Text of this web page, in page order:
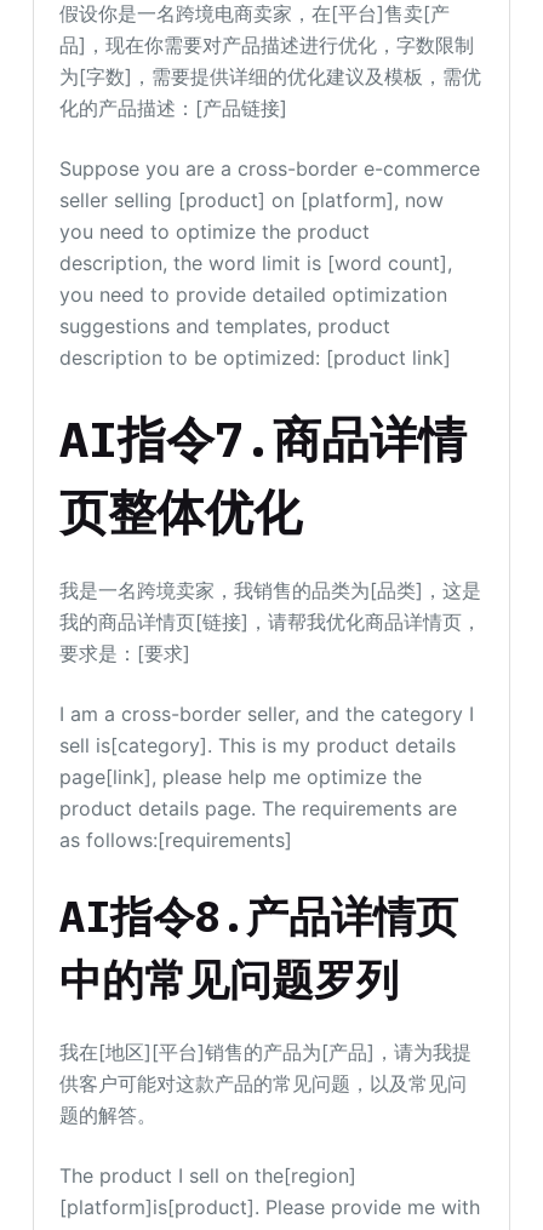
假设你是一名跨境电商卖家，在[平台]售卖[产
品]，现在你需要对产品描述进行优化，字数限制
为[字数]，需要提供详细的优化建议及模板，需优
化的产品描述：[产品链接]
Suppose you are a cross-border e-commerce
seller selling [product] on [platform], now
you need to optimize the product
description, the word limit is [word count],
you need to provide detailed optimization
suggestions and templates, product
description to be optimized: [product link]
AI指令7.商品详情
页整体优化
我是一名跨境卖家，我销售的品类为[品类]，这是
我的商品详情页[链接]，请帮我优化商品详情页，
要求是：[要求]
I am a cross-border seller, and the category I
sell is[category]. This is my product details
page[link], please help me optimize the
product details page. The requirements are
as follows:[requirements]
AI指令8.产品详情页
中的常见问题罗列
我在[地区][平台]销售的产品为[产品]，请为我提
供客户可能对这款产品的常见问题，以及常见问
题的解答。
The product I sell on the[region]
[platform]is[product]. Please provide me with